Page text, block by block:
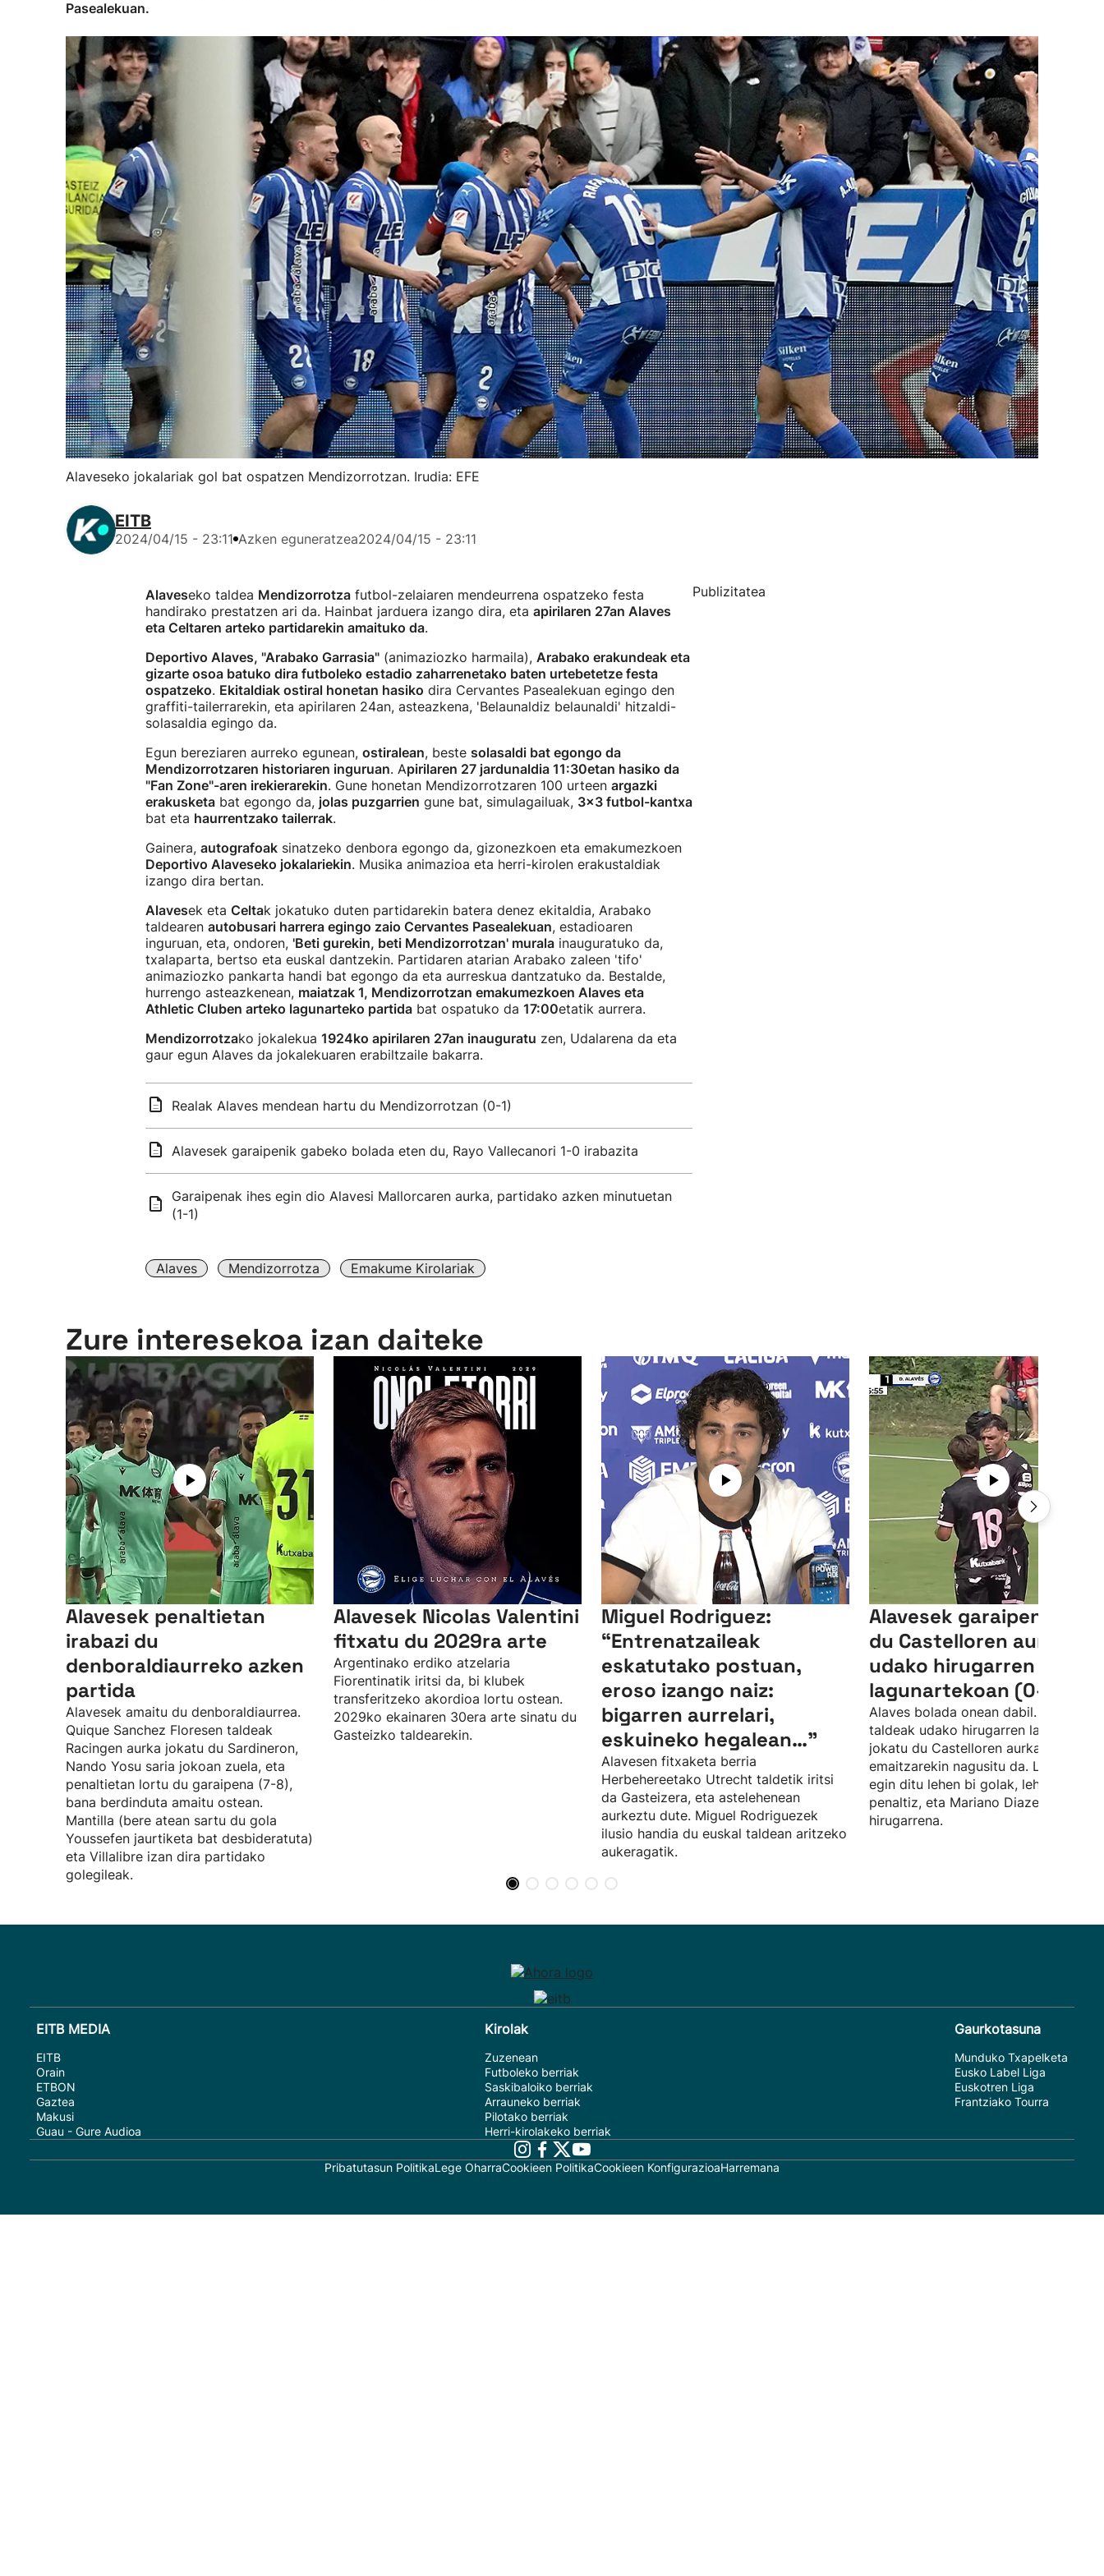
Pasealekuan.
Alaveseko jokalariak gol bat ospatzen Mendizorrotzan. Irudia: EFE
EITB
2024/04/15 - 23:11 Azken eguneratzea2024/04/15 - 23:11
Alaveseko taldea Mendizorrotza futbol-zelaiaren mendeurrena ospatzeko festa
handirako prestatzen ari da. Hainbat jarduera izango dira, eta apirilaren 27an Alaves
eta Celtaren arteko partidarekin amaituko da.
Deportivo Alaves, "Arabako Garrasia" (animaziozko harmaila), Arabako erakundeak eta
gizarte osoa batuko dira futboleko estadio zaharrenetako baten urtebetetze festa
ospatzeko. Ekitaldiak ostiral honetan hasiko dira Cervantes Pasealekuan egingo den
graffiti-tailerrarekin, eta apirilaren 24an, asteazkena, 'Belaunaldiz belaunaldi' hitzaldi-
solasaldia egingo da.
Egun bereziaren aurreko egunean, ostiralean, beste solasaldi bat egongo da
Mendizorrotzaren historiaren inguruan. Apirilaren 27 jardunaldia 11:30etan hasiko da
"Fan Zone"-aren irekierarekin. Gune honetan Mendizorrotzaren 100 urteen argazki
erakusketa bat egongo da, jolas puzgarrien gune bat, simulagailuak, 3x3 futbol-kantxa
bat eta haurrentzako tailerrak.
Gainera, autografoak sinatzeko denbora egongo da, gizonezkoen eta emakumezkoen
Deportivo Alaveseko jokalariekin. Musika animazioa eta herri-kirolen erakustaldiak
izango dira bertan.
Alavesek eta Celtak jokatuko duten partidarekin batera denez ekitaldia, Arabako
taldearen autobusari harrera egingo zaio Cervantes Pasealekuan, estadioaren
inguruan, eta, ondoren, 'Beti gurekin, beti Mendizorrotzan' murala inauguratuko da,
txalaparta, bertso eta euskal dantzekin. Partidaren atarian Arabako zaleen 'tifo'
animaziozko pankarta handi bat egongo da eta aurreskua dantzatuko da. Bestalde,
hurrengo asteazkenean, maiatzak 1, Mendizorrotzan emakumezkoen Alaves eta
Athletic Cluben arteko lagunarteko partida bat ospatuko da 17:00etatik aurrera.
Mendizorrotzako jokalekua 1924ko apirilaren 27an inauguratu zen, Udalarena da eta
gaur egun Alaves da jokalekuaren erabiltzaile bakarra.
Realak Alaves mendean hartu du Mendizorrotzan (0-1)
Alavesek garaipenik gabeko bolada eten du, Rayo Vallecanori 1-0 irabazita
Garaipenak ihes egin dio Alavesi Mallorcaren aurka, partidako azken minutuetan
(1-1)
Alaves Mendizorrotza Emakume Kirolariak
Publizitatea
Zure interesekoa izan daiteke
Alavesek penaltietan
irabazi du
denboraldiaurreko azken
partida
Alavesek amaitu du denboraldiaurrea.
Quique Sanchez Floresen taldeak
Racingen aurka jokatu du Sardineron,
Nando Yosu saria jokoan zuela, eta
penaltietan lortu du garaipena (7-8),
bana berdinduta amaitu ostean.
Mantilla (bere atean sartu du gola
Youssefen jaurtiketa bat desbideratuta)
eta Villalibre izan dira partidako
golegileak.
Alavesek Nicolas Valentini
fitxatu du 2029ra arte
Argentinako erdiko atzelaria
Fiorentinatik iritsi da, bi klubek
transferitzeko akordioa lortu ostean.
2029ko ekainaren 30era arte sinatu du
Gasteizko taldearekin.
Miguel Rodriguez:
“Entrenatzaileak
eskatutako postuan,
eroso izango naiz:
bigarren aurrelari,
eskuineko hegalean…”
Alavesen fitxaketa berria
Herbehereetako Utrecht taldetik iritsi
da Gasteizera, eta astelehenean
aurkeztu dute. Miguel Rodriguezek
ilusio handia du euskal taldean aritzeko
aukeragatik.
Alavesek garaipena
du Castelloren aurka
udako hirugarren
lagunartekoan (0-3)
Alaves bolada onean dabil. Gasteizko
taldeak udako hirugarren
jokatu du Castelloren aurka, eta 0-
emaitzarekin nagusitu da. Lucas
egin ditu lehen bi golak, lehena
penaltiz, eta Mariano Diazek sartu du
hirugarrena.
EITB MEDIA
EITB
Orain
ETBON
Gaztea
Makusi
Guau - Gure Audioa
Kirolak
Zuzenean
Futboleko berriak
Saskibaloiko berriak
Arrauneko berriak
Pilotako berriak
Herri-kirolakeko berriak
Gaurkotasuna
Munduko Txapelketa
Eusko Label Liga
Euskotren Liga
Frantziako Tourra
Pribatutasun PolitikaLege OharraCookieen PolitikaCookieen KonfigurazioaHarremana